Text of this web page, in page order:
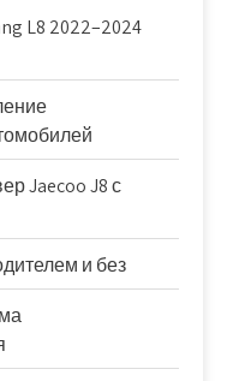
L8 2022–2024
Jaecoo J8 с
и без